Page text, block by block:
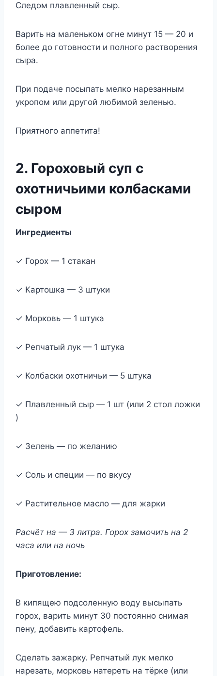
Следом плавленный сыр.
Варить на маленьком огне минут 15 — 20 и
более до готовности и полного растворения
сыра.
При подаче посыпать мелко нарезанным
укропом или другой любимой зеленью.
Приятного аппетита!
2. Гороховый суп с
охотничьими колбасками
сыром
Ингредиенты
✓ Горох — 1 стакан
✓ Картошка — 3 штуки
✓ Морковь — 1 штука
✓ Репчатый лук — 1 штука
✓ Колбаски охотничьи — 5 штука
✓ Плавленный сыр — 1 шт (или 2 стол ложки
)
✓ Зелень — по желанию
✓ Соль и специи — по вкусу
✓ Растительное масло — для жарки
Расчёт на — 3 литра. Горох замочить на 2
часа или на ночь
Приготовление:
В кипящею подсоленную воду высыпать
горох, варить минут 30 постоянно снимая
пену, добавить картофель.
Сделать зажарку. Репчатый лук мелко
нарезать, морковь натереть на тёрке (или